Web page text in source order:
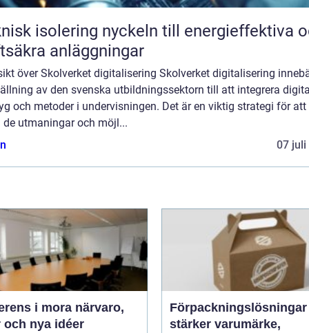
nyckeln till energieffektiva och
anläggningar
över Skolverket digitalisering Skolverket digitalisering
av den svenska utbildningssektorn till att integrera
och metoder i undervisningen. Det är en viktig strategi för att
de utmaningar och möjl...
07 juli
i mora närvaro,
och nya idéer
stärker varumärke,